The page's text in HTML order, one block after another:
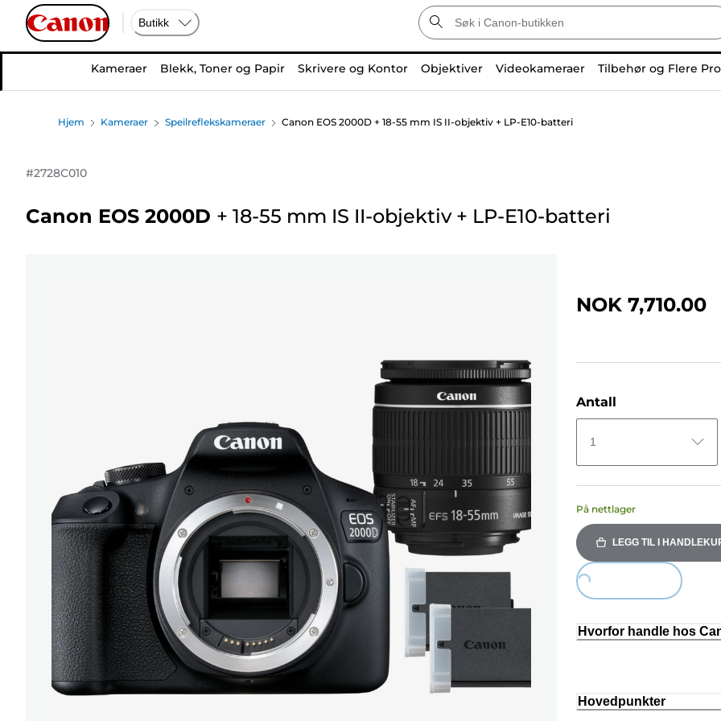
Butikk
Kameraer Blekk, Toner og Papir Skrivere og Kontor Objektiver Videokameraer Tilbehør og Flere
Hjem Kameraer Speilreflekskameraer Canon EOS 2000D + 18-55 mm IS II-objektiv + LP-E10-batteri
#2728C010
Canon EOS 2000D + 18-55 mm IS II-objektiv + LP-E10-batteri
NOK 7,710.00
Antall
1
På nettlager
LEGG TIL I
Loading...
Hvorfor handle hos
Hovedpunkter